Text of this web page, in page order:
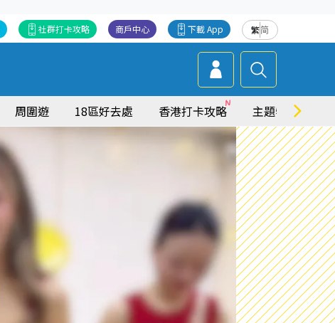
繁简
下載 App
商戶中心
社群打卡攻略
周圍遊 18區好去處 香港打卡攻略 主題特集